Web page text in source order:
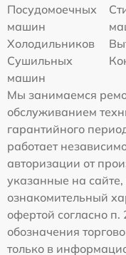
Посудомоечных
машин
Холодильников
Сушильных
машин
Мы занимаемся
обслуживанием
гарантийного
работает
авторизации от
указанные на
ознакомительный
офертой согласно
обозначения
только в